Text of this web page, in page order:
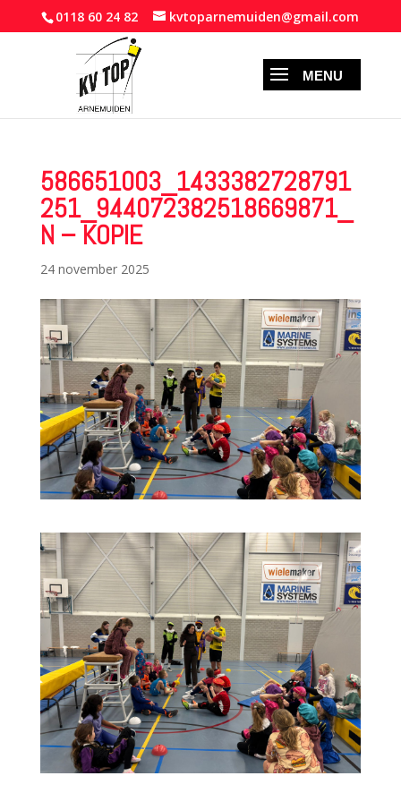
0118 60 24 82 kvtoparnemuiden@gmail.com
586651003_1433382728791
251_944072382518669871_
N – KOPIE
24 november 2025